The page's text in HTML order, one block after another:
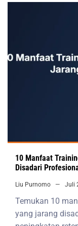
10 Manfaat
Disadari
Liu Purnomo Juli
Temukan 10
yang jarang